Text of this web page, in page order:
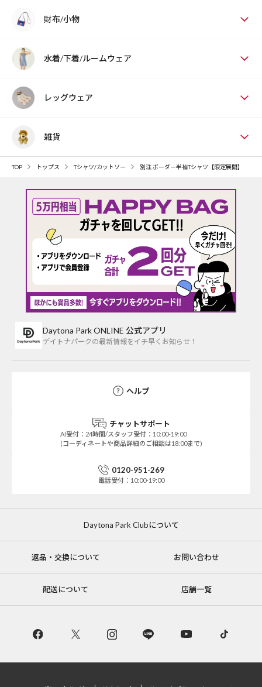
財布/小物
水着/下着/ルームウェア
レッグウェア
雑貨
TOP トップス Tシャツ/カットソー 別注 ボーダー半袖Tシャツ【限定展開】
Daytona Park ONLINE 公式アプリ
デイトナパークの最新情報をイチ早くお知らせ！
ヘルプ
チャットサポート
AI受付：24時間/スタッフ受付：10:00-19:00
(コーディネートや商品詳細のご相談は18:00まで)
0120-951-269
電話受付：10:00-19:00
Daytona Park Clubについて
返品・交換について お問い合わせ
配送について 店舗一覧